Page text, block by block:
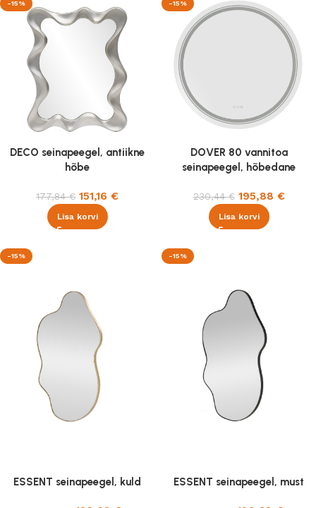
-15%
DECO seinapeegel, antiikne
hõbe
177,84€ 151,16 €
Lisa korvi
-15%
DOVER 80 vannitoa
seinapeegel, hõbedane
230,44€ 195,88 €
Lisa korvi
-15%
ESSENT seinapeegel, kuld
-15%
ESSENT seinapeegel, must